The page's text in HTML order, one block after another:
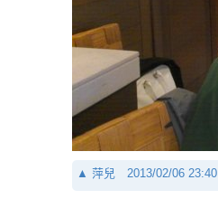
▲ 萍兒 2013/02/06 23:40